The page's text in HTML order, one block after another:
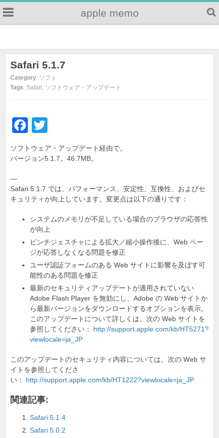
apple memo
Safari 5.1.7
Category: ソフト
Tags: Safari, ソフトウェア・アップデート
F
a
c
b
o
o
k
tt
ソフトウェア・アップデート経由で。
バージョン5.1.7。46.7MB。
—
Safari 5.1.7 では、パフォーマンス、安定性、互換性、およびセ
キュリティが向上しています。変更点は以下の通りです：
システムのメモリが不足している場合のブラウザの応答性
が向上
ピンチジェスチャによる拡大／縮小操作後に、Web ペー
ジが応答しなくなる問題を修正
ユーザ認証フォームのある Web サイトに影響を及ぼす可
能性のある問題を修正
最新のセキュリティアップデートが適用されていない
Adobe Flash Player を無効にし、Adobe の Web サイトか
ら最新バージョンをダウンロードするオプションを表示。
このアップデートについて詳しくは、次の Web サイトを
参照してください： http://support.apple.com/kb/HT5271?
viewlocale=ja_JP
このアップデートのセキュリティ内容については、次の Web サ
イトを参照してくださ
い： http://support.apple.com/kb/HT1222?viewlocale=ja_JP
関連記事:
Safari 5.1.4
Safari 5.0.2